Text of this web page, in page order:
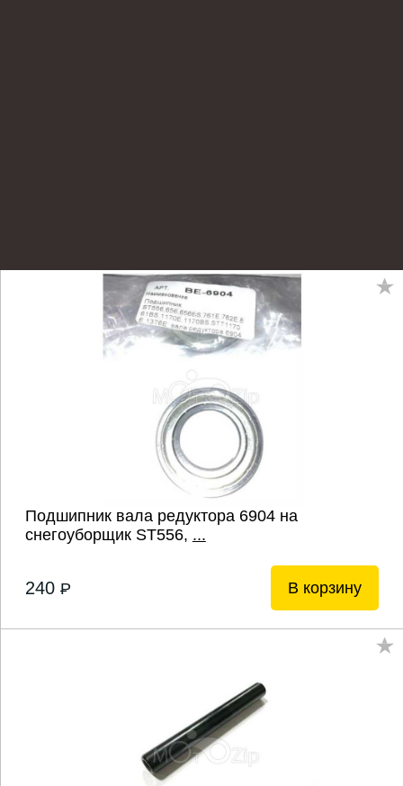
Подшипник вала редуктора 6904 на
снегоуборщик ST556, ...
240 P В корзину